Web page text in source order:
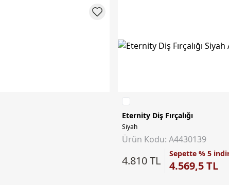
Eternity Diş Fırçalığı
Siyah
Ürün Kodu: A4430139
4.810 TL
Sepette % 5
4.569,5 TL